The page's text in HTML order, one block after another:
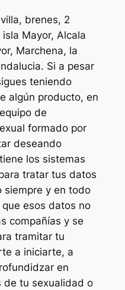
brenes, 2
Mayor, Alcala
Marchena, la
Si a pesar
teniendo
algún producto, en
de
formado por
deseando
los sistemas
tratar tus datos
siempre y en todo
esos datos no
compañías y se
tramitar tu
a iniciarte, a
en
de tu sexualidad o